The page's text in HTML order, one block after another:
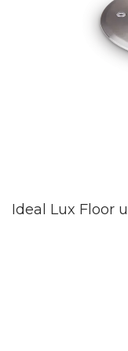
Ideal Lux Floor